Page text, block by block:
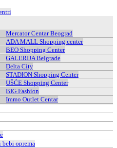
Mercator Centar Beograd
ADA MALL Shopping center
BEO Shopping Center
GALERIJA Belgrade
Delta City
STADION Shopping Center
UŠĆE Shopping Center
BIG Fashion
Immo Outlet Centar
bebi oprema